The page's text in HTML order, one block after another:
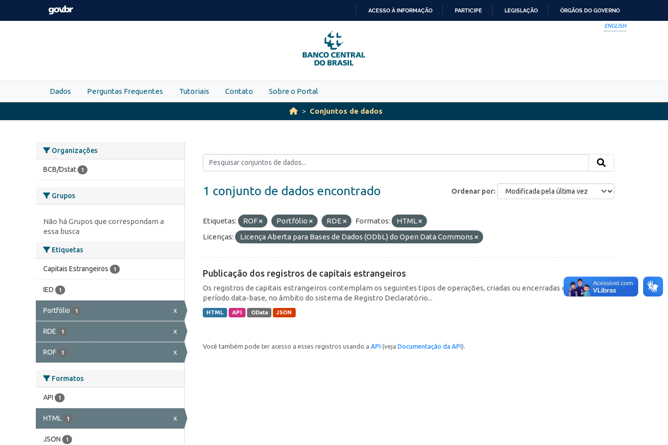
Skip to main content
PARA
O
CONTEÚDO
ACESSO À INFORMAÇÃO PARTICIPE LEGISLAÇÃO ÓRGÃOS DO GOVERNO
ENGLISH
Dados Perguntas Frequentes Tutoriais Contato Sobre o Portal
Conjuntos de dados
Organizações
BCB/Dstat 1
Grupos
Não há Grupos que correspondam a
essa busca
Etiquetas
Capitais Estrangeiros 1
IED 1
Portfólio 1 x
RDE 1 x
ROF 1 x
Formatos
API 1
HTML 1 x
JSON 1
Ordenar por
1 conjunto de dados encontrado
Etiquetas: ROF Portfólio RDE Formatos:
HTML
Licenças:
Licença Aberta para Bases de Dados (ODbL) do Open Data Commons
Publicação dos registros de capitais estrangeiros
Os registros de capitais estrangeiros contemplam os seguintes tipos de operações, criadas ou encerradas em cada
período data-base, no âmbito do sistema de Registro Declaratório...
HTML API OData JSON
Você também pode ter acesso a esses registros usando a API (veja Documentação da API).